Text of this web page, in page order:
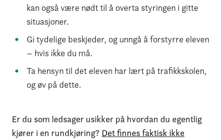
kan også være nødt til å overta styringen i gitte
situasjoner.
Gi tydelige beskjeder, og unngå å forstyrre eleven
– hvis ikke du må.
Ta hensyn til det eleven har lært på trafikkskolen,
og øv på dette.
Er du som ledsager usikker på hvordan du egentlig
kjører i en rundkjøring? Det finnes faktisk ikke